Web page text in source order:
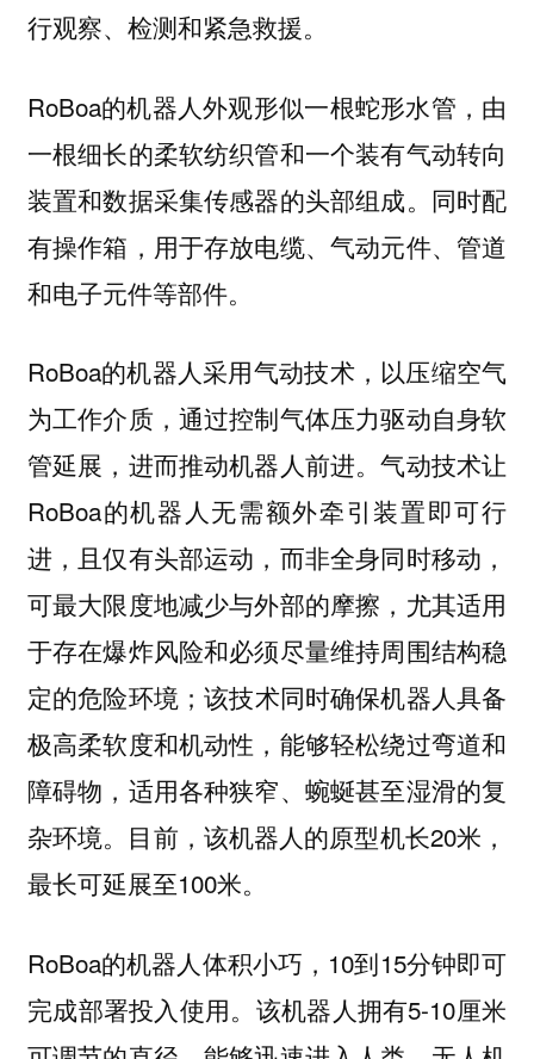
行观察、检测和紧急救援。
RoBoa的机器人外观形似一根蛇形水管，由
一根细长的柔软纺织管和一个装有气动转向
装置和数据采集传感器的头部组成。同时配
有操作箱，用于存放电缆、气动元件、管道
和电子元件等部件。
RoBoa的机器人采用气动技术，以压缩空气
为工作介质，通过控制气体压力驱动自身软
管延展，进而推动机器人前进。气动技术让
RoBoa的机器人无需额外牵引装置即可行
进，且仅有头部运动，而非全身同时移动，
可最大限度地减少与外部的摩擦，尤其适用
于存在爆炸风险和必须尽量维持周围结构稳
定的危险环境；该技术同时确保机器人具备
极高柔软度和机动性，能够轻松绕过弯道和
障碍物，适用各种狭窄、蜿蜒甚至湿滑的复
杂环境。目前，该机器人的原型机长20米，
最长可延展至100米。
RoBoa的机器人体积小巧，10到15分钟即可
完成部署投入使用。该机器人拥有5-10厘米